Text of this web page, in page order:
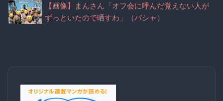
【画像】まんさん「オフ会に呼んだ覚えない人が
ずっといたので晒すわ」（パシャ）